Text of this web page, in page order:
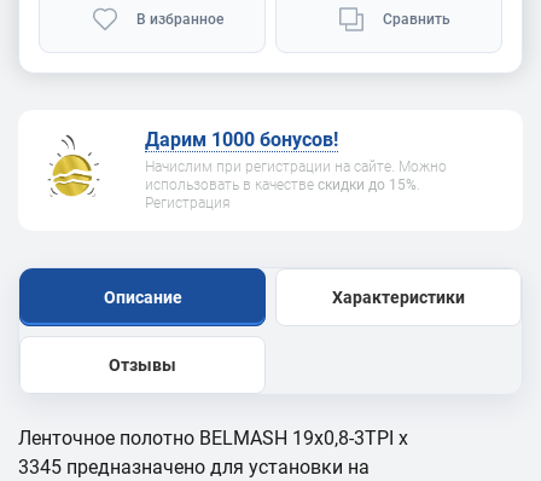
В избранное Сравнить
Дарим 1000 бонусов!
Начислим при регистрации на сайте. Можно
использовать в качестве скидки до 15%.
Регистрация
Описание Характеристики
Отзывы
Ленточное полотно BELMASH 19x0,8-3TPI x
3345 предназначено для установки на